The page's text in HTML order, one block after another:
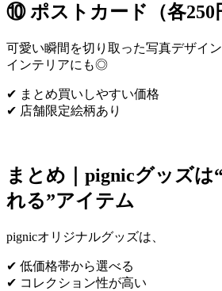
⑩ ポストカード（各250
可愛い瞬間を切り取った写真デザイン
インテリアにも◎
✔ まとめ買いしやすい価格
✔ 店舗限定絵柄あり
まとめ｜pignicグッズは
れる”アイテム
pignicオリジナルグッズは、
✔ 低価格帯から選べる
✔ コレクション性が高い